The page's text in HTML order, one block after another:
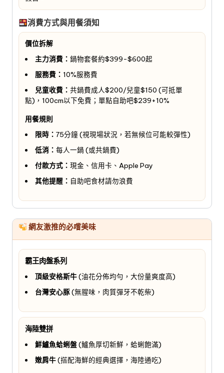
消費方式與用餐須知
價位拆解
主力消費： 鍋物套餐約$399-$600起
服務費： 10%服務費
兒童收費： 共鍋費成人$200/兒童$150 (可抵單
點)，100cm以下免費；單點自助吧$239+10%
用餐規則
限時： 75分鐘 (視現場狀況，若無候位可能較彈性)
低消： 每人一鍋 (或共鍋費)
付款方式： 現金、信用卡、Apple Pay
其他提醒： 自助吧食材請勿浪費
網友激推的必嚐美味
霸王肉盤系列
頂級安格斯牛(油花分佈均勻，大份量爽度高)
台灣安心豚(無腥味，肉質彈牙不乾柴)
海陸雙拼
鮮鱸魚蛤蜊盤(鱸魚厚切新鮮，蛤蜊飽滿)
嫩肩牛(搭配海鮮的經典選擇，海陸通吃)